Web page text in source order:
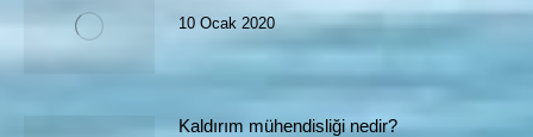
10 Ocak 2020
Kaldırım mühendisliği nedir?